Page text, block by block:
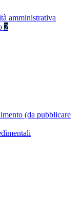
amministrativa
2
(da pubblicare